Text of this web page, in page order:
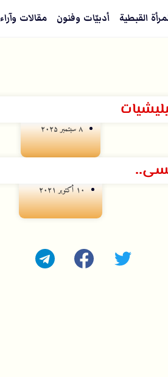
القبطية أدبيّات وفنون مقالات وآراء
۸ سبتمبر ۲۰۲۵
۱۰ أكتوبر ۲۰۲۱